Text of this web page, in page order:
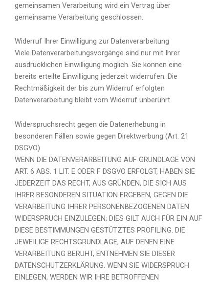
gemeinsamen Verarbeitung wird ein Vertrag über
gemeinsame Verarbeitung geschlossen.
Widerruf Ihrer Einwilligung zur Datenverarbeitung
Viele Datenverarbeitungsvorgänge sind nur mit Ihrer
ausdrücklichen Einwilligung möglich. Sie können eine
bereits erteilte Einwilligung jederzeit widerrufen. Die
Rechtmäßigkeit der bis zum Widerruf erfolgten
Datenverarbeitung bleibt vom Widerruf unberührt.
Widerspruchsrecht gegen die Datenerhebung in
besonderen Fällen sowie gegen Direktwerbung (Art. 21
DSGVO)
WENN DIE DATENVERARBEITUNG AUF GRUNDLAGE VON
ART. 6 ABS. 1 LIT. E ODER F DSGVO ERFOLGT, HABEN SIE
JEDERZEIT DAS RECHT, AUS GRÜNDEN, DIE SICH AUS
IHRER BESONDEREN SITUATION ERGEBEN, GEGEN DIE
VERARBEITUNG IHRER PERSONENBEZOGENEN DATEN
WIDERSPRUCH EINZULEGEN; DIES GILT AUCH FÜR EIN AUF
DIESE BESTIMMUNGEN GESTÜTZTES PROFILING. DIE
JEWEILIGE RECHTSGRUNDLAGE, AUF DENEN EINE
VERARBEITUNG BERUHT, ENTNEHMEN SIE DIESER
DATENSCHUTZERKLÄRUNG. WENN SIE WIDERSPRUCH
EINLEGEN, WERDEN WIR IHRE BETROFFENEN